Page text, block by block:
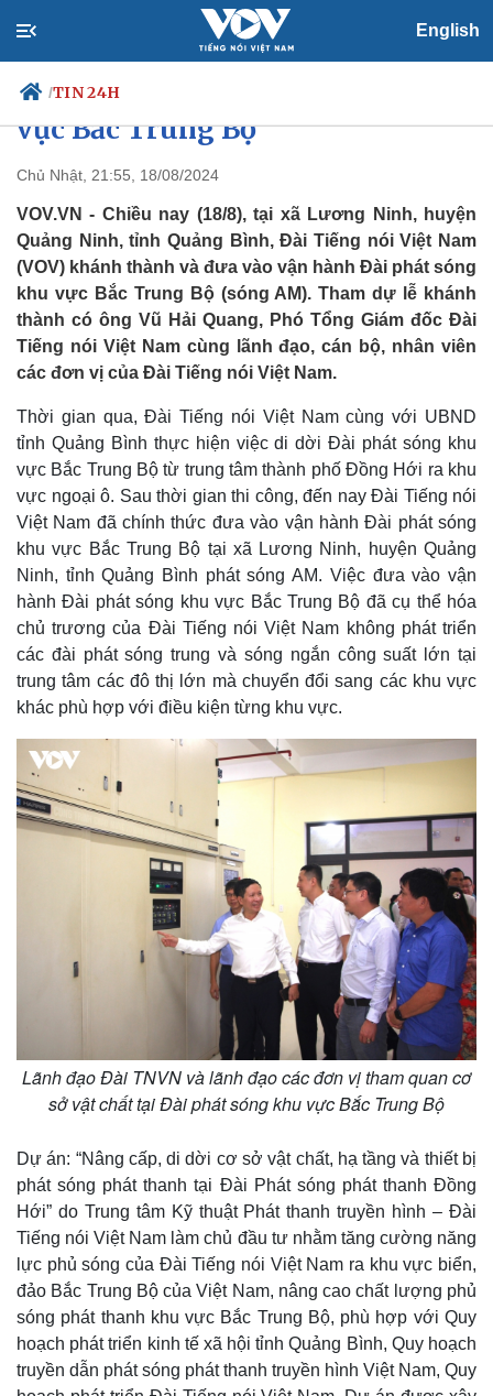
English
/TIN 24H
Chính trị
Đảng
Tổ chức nhân sự
Quốc hội
Nhận diện sự thật
Xã hội
Tin 24h
Dự báo thời tiết
Giáo dục
Dấu ấn VOV
Việc làm
Biển đảo
Thế giới
Quan sát
Cuộc sống đó đây
Multimedia
Video
Ảnh
VOV khánh thành và đưa vào
vận hành Đài phát sóng AM khu
vực Bắc Trung Bộ
Chủ Nhật, 21:55, 18/08/2024
VOV.VN - Chiều nay (18/8), tại xã Lương Ninh, huyện
Quảng Ninh, tỉnh Quảng Bình, Đài Tiếng nói Việt Nam
(VOV) khánh thành và đưa vào vận hành Đài phát sóng
khu vực Bắc Trung Bộ (sóng AM). Tham dự lễ khánh
thành có ông Vũ Hải Quang, Phó Tổng Giám đốc Đài
Tiếng nói Việt Nam cùng lãnh đạo, cán bộ, nhân viên
các đơn vị của Đài Tiếng nói Việt Nam.
Thời gian qua, Đài Tiếng nói Việt Nam cùng với UBND
tỉnh Quảng Bình thực hiện việc di dời Đài phát sóng khu
vực Bắc Trung Bộ từ trung tâm thành phố Đồng Hới ra khu
vực ngoại ô. Sau thời gian thi công, đến nay Đài Tiếng nói
Việt Nam đã chính thức đưa vào vận hành Đài phát sóng
khu vực Bắc Trung Bộ tại xã Lương Ninh, huyện Quảng
Ninh, tỉnh Quảng Bình phát sóng AM. Việc đưa vào vận
hành Đài phát sóng khu vực Bắc Trung Bộ đã cụ thể hóa
chủ trương của Đài Tiếng nói Việt Nam không phát triển
các đài phát sóng trung và sóng ngắn công suất lớn tại
trung tâm các đô thị lớn mà chuyển đổi sang các khu vực
khác phù hợp với điều kiện từng khu vực.
Lãnh đạo Đài TNVN và lãnh đạo các đơn vị tham quan cơ
sở vật chất tại Đài phát sóng khu vực Bắc Trung Bộ
Dự án: “Nâng cấp, di dời cơ sở vật chất, hạ tầng và thiết bị
phát sóng phát thanh tại Đài Phát sóng phát thanh Đồng
Hới” do Trung tâm Kỹ thuật Phát thanh truyền hình – Đài
Tiếng nói Việt Nam làm chủ đầu tư nhằm tăng cường năng
lực phủ sóng của Đài Tiếng nói Việt Nam ra khu vực biển,
đảo Bắc Trung Bộ của Việt Nam, nâng cao chất lượng phủ
sóng phát thanh khu vực Bắc Trung Bộ, phù hợp với Quy
hoạch phát triển kinh tế xã hội tỉnh Quảng Bình, Quy hoạch
truyền dẫn phát sóng phát thanh truyền hình Việt Nam, Quy